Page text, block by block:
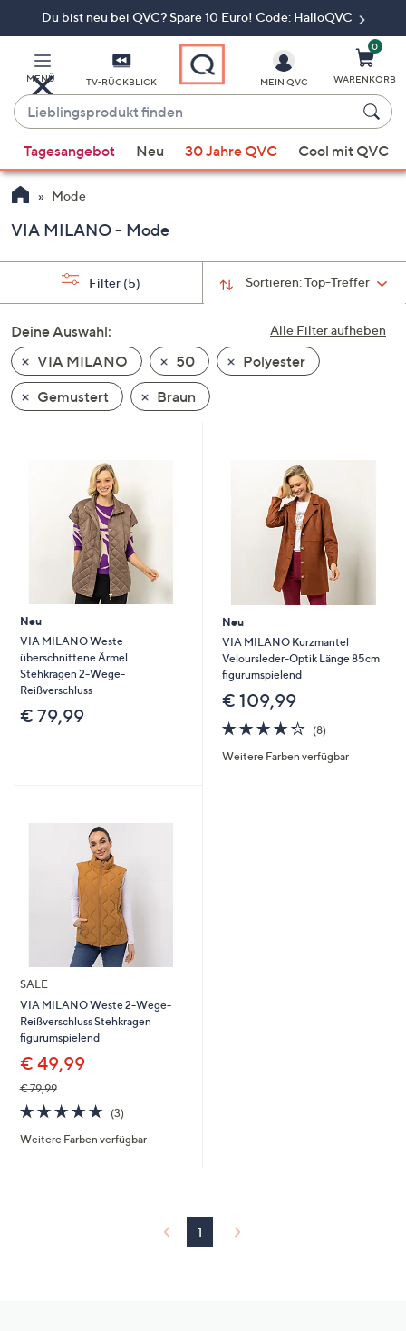
Du bist neu bei QVC? Spare 10 Euro! Code: HalloQVC
MENÜ TV-RÜCKBLICK
Lieblingsprodukt
finden
Vorschläge
verfügbar
sind,
verwenden
oben
und
nach
unten
rechts,
um
diese
anzuzeigen.
MEIN QVC
0
WARENKORB
Tagesangebot Neu 30 Jahre QVC Cool mit QVC
Mode
VIA MILANO - Mode
Sortieren:Top-Treffer
Filter (5)
Alle Filter aufheben
Deine Auswahl:
VIA MILANO
50
Polyester
Gemustert
Braun
Neu
VIA MILANO Weste
überschnittene Ärmel
Stehkragen 2-Wege-
Reißverschluss
€ 79,99
Neu
VIA MILANO Kurzmantel
Veloursleder-Optik Länge 85cm
figurumspielend
€ 109,99
4.2
von
5
(8)8
Weitere Farben verfügbar
SALE
VIA MILANO Weste 2-Wege-
Reißverschluss Stehkragen
figurumspielend
€ 49,99
€ 79,99
5.0
von
5
(3)3
Weitere Farben verfügbar
1